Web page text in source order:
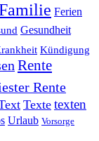
Ferien
Gesundheit
Kündigung
Rente
Rente
Texte texten
Urlaub Vorsorge